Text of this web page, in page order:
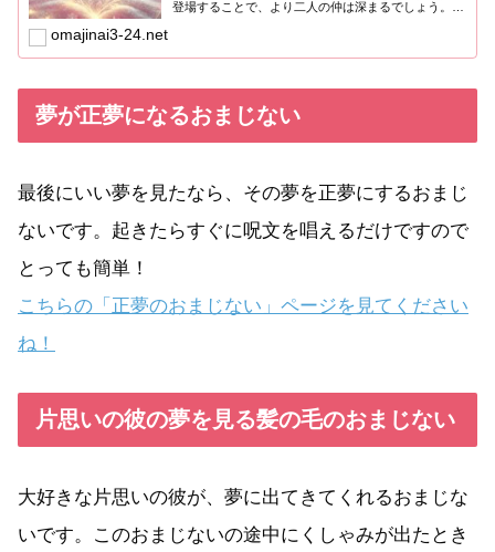
登場することで、より二人の仲は深まるでしょう。夢
omajinai3-24.net
夢が正夢になるおまじない
最後にいい夢を見たなら、その夢を正夢にするおまじ
ないです。起きたらすぐに呪文を唱えるだけですので
とっても簡単！
こちらの「正夢のおまじない」ページを見てください
ね！
片思いの彼の夢を見る髪の毛のおまじない
大好きな片思いの彼が、夢に出てきてくれるおまじな
いです。このおまじないの途中にくしゃみが出たとき